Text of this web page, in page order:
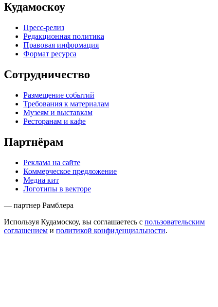
Кудамоскоу
Пресс-релиз
Редакционная политика
Правовая информация
Формат ресурса
Сотрудничество
Размещение событий
Требования к материалам
Музеям и выставкам
Ресторанам и кафе
Партнёрам
Реклама на сайте
Коммерческое предложение
Медиа кит
Логотипы в векторе
— партнер Рамблера
Используя Кудамоскоу, вы соглашаетесь с пользовательским
соглашением и политикой конфиденциальности.